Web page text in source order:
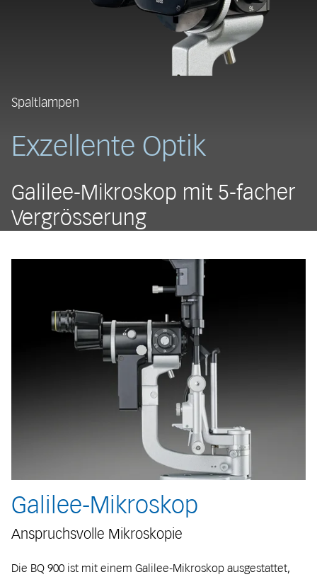
Spaltlampen
Exzellente Optik
Galilee-Mikroskop mit 5-facher
Vergrösserung
Galilee-Mikroskop
Anspruchsvolle Mikroskopie
Die BQ 900 ist mit einem Galilee-Mikroskop ausgestattet,